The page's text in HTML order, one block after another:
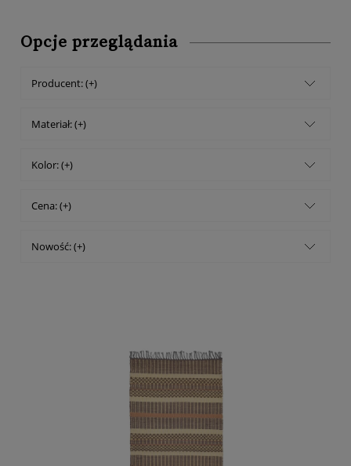
Opcje przeglądania
Producent: (+)
Materiał: (+)
Kolor: (+)
Cena: (+)
Nowość: (+)